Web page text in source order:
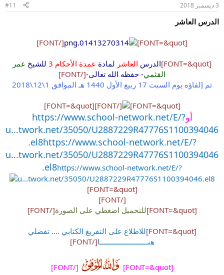
3 ديسمبر 2018 #11
الدرس العاشر
[FONT=&quot]
[/FONT]
[FONT=&quot] الدرس العاشر لمادة عمدة الأحكام 3 للشيخ عمر
القثمي- حفظه الله تعالى-[/FONT]
تم إلقاؤه يوم السبت 17 ربيع الأول 1440 هـ الموافق 1\12\2018
[FONT=&quot]
[/FONT]
[FONT=&quot]
أوhttps://www.school-network.net/E/?
u...twork.net/35050/U2887229R47776S1100394046
.el8https://www.school-network.net/E/?
u...twork.net/35050/U2887229R47776S1100394046
.el8https://www.school-network.net/E/?
u...twork.net/35050/U2887229R47776S1100394046.el8
[FONT=&quot]
[/FONT]
[FONT=&quot]
للتحميل اضغطي على الصورة[/FONT]
[FONT=&quot]
للاطلاع على التفريغ الكتابي .... تفضلي
هنــــــــــــــــــــــــا[/FONT]
[FONT=&quot]
[/FONT]